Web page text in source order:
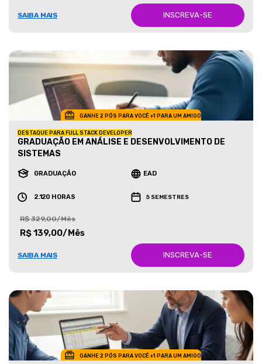
SAIBA MAIS INSCREVA-SE
GANHE 2 PÓS PARA VOCÊ +1 PARA UM AMIGO
DESTAQUE PARA FULL STACK DEVELOPER
GRADUAÇÃO EM ANÁLISE E DESENVOLVIMENTO DE
SISTEMAS
GRADUAÇÃO EAD
2.120 HORAS 5 SEMESTRES
R$ 329,00/Mês
R$ 139,00/Mês
SAIBA MAIS INSCREVA-SE
GANHE 2 PÓS PARA VOCÊ +1 PARA UM AMIGO